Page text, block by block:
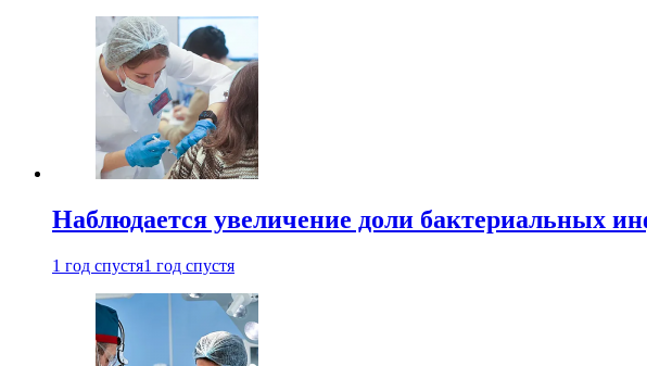
Наблюдается увеличение доли бактериальных
1 год спустя1 год спустя